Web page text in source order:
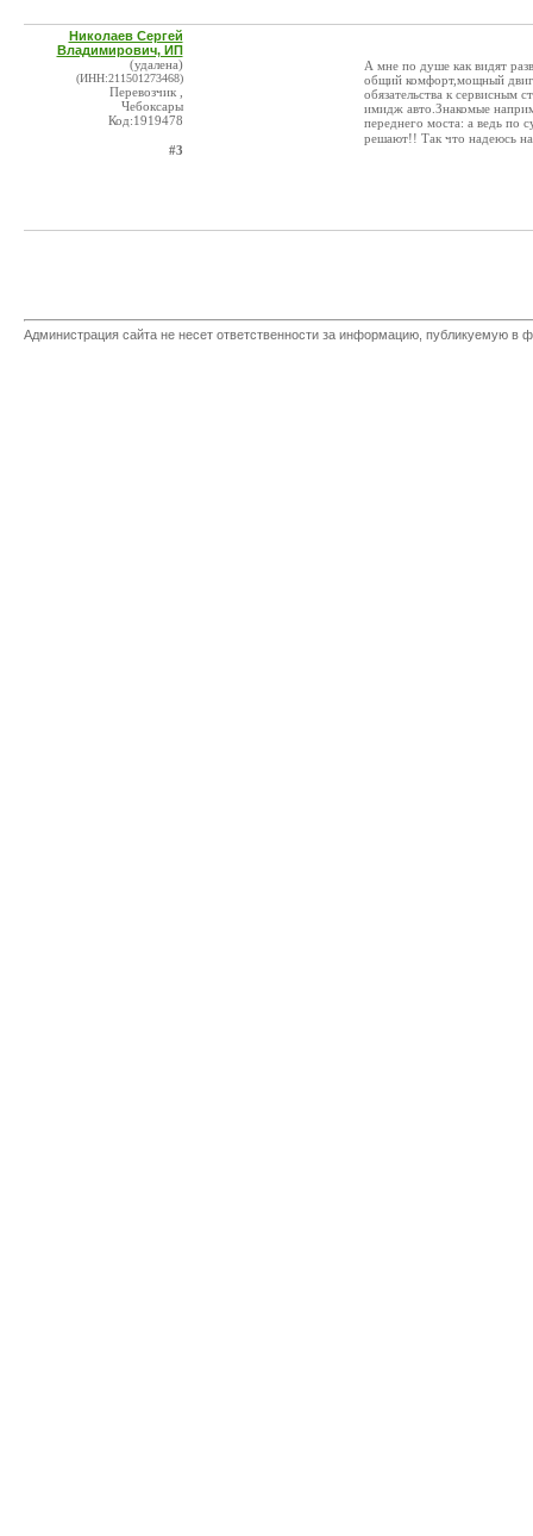
Николаев Сергей
Владимирович, ИП
(удалена)
(ИНН:211501273468)
Перевозчик ,
Чебоксары
Код:1919478
#3
А мне по душе как видят
общий комфорт,мощный
обязательства к сервисным
имидж авто.Знакомые
переднего моста: а ведь по
решают!! Так что надеюсь
Администрация сайта не несет ответственности за информацию, публикуемую